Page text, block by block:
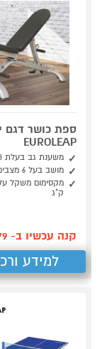
ספת כושר דגם
EUROLEAP
משענת גב בעלת 8 מצבים
מושב בעל 6 מצבים
ק"ג
קנה עכשיו ב- 1,079
למידע